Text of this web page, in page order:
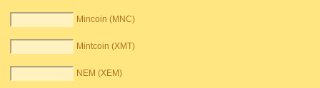
Mincoin (MNC)
Mintcoin (XMT)
NEM (XEM)